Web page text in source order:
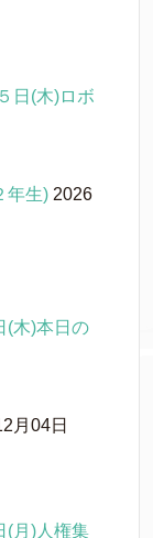
日(木)ロボ
年生) 2026
(木)本日の
月04日
(月)人権集